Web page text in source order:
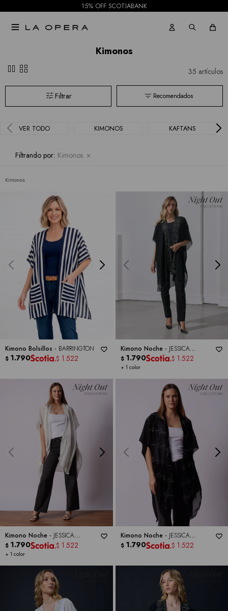
15% OFF SCOTIABANK

Kimonos
pause grid_view 35 artículos
Recomendados
VER TODO KIMONOS KAFTANS
Filtrando por: Kimonos
Kimonos
Kimono Bolsillos - BARRINGTON
$ 1.790 $ 1.522
Kimono Noche - JESSICA
MCCLINTOCK
+ 1 color
$ 1.790 $ 1.522
Kimono Noche - JESSICA
MCCLINTOCK
+ 1 color
$ 1.790 $ 1.522
Kimono Noche - JESSICA
MCCLINTOCK
$ 1.790 $ 1.522